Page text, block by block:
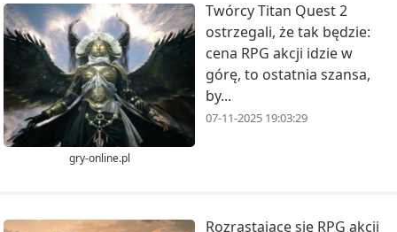
gry-online.pl
Twórcy Titan Quest 2
ostrzegali, że tak będzie:
cena RPG akcji idzie w
górę, to ostatnia szansa,
by...
07-11-2025 19:03:29
Rozrastające się RPG akcji